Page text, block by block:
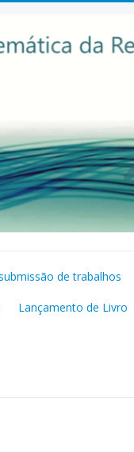
de trabalhos
Lançamento de Livro